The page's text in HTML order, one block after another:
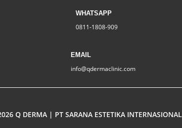
WHATSAPP
0811-1808-909
EMAIL
info@qdermaclinic.com
Q DERMA | PT SARANA ESTETIKA INTERNASIONAL